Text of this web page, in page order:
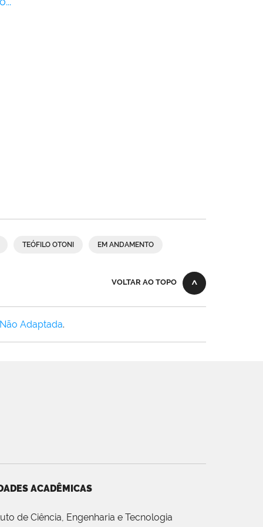
TEÓFILO OTONI EM ANDAMENTO
VOLTAR AO TOPO
Adaptada.
ACADÊMICAS
de Ciência, Engenharia e Tecnologia